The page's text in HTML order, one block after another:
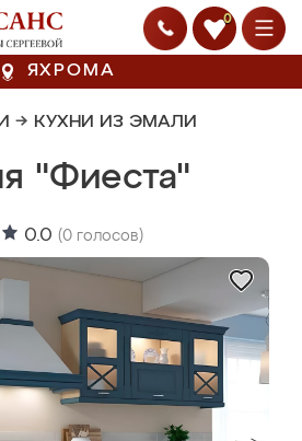
0
ЯХРОМА
→ КУХНИ ИЗ ЭМАЛИ
"Фиеста"
0.0 (0 голосов)